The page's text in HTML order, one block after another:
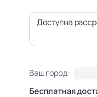
Доступна
Ваш город:
Бесплатная